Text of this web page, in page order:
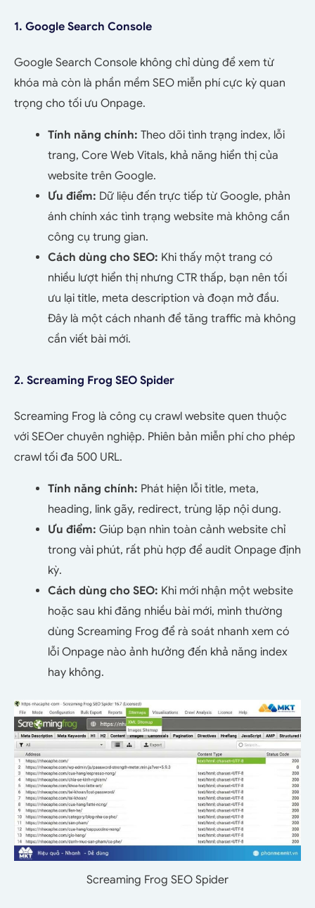
1. Google Search Console
Google Search Console không chỉ dùng để xem từ
khóa mà còn là phần mềm SEO miễn phí cực kỳ quan
trọng cho tối ưu Onpage.
Tính năng chính: Theo dõi tình trạng index, lỗi
trang, Core Web Vitals, khả năng hiển thị của
website trên Google.
Ưu điểm: Dữ liệu đến trực tiếp từ Google, phản
ánh chính xác tình trạng website mà không cần
công cụ trung gian.
Cách dùng cho SEO: Khi thấy một trang có
nhiều lượt hiển thị nhưng CTR thấp, bạn nên tối
ưu lại title, meta description và đoạn mở đầu.
Đây là một cách nhanh để tăng traffic mà không
cần viết bài mới.
2. Screaming Frog SEO Spider
Screaming Frog là công cụ crawl website quen thuộc
với SEOer chuyên nghiệp. Phiên bản miễn phí cho phép
crawl tối đa 500 URL.
Tính năng chính: Phát hiện lỗi title, meta,
heading, link gãy, redirect, trùng lặp nội dung.
Ưu điểm: Giúp bạn nhìn toàn cảnh website chỉ
trong vài phút, rất phù hợp để audit Onpage định
kỳ.
Cách dùng cho SEO: Khi mới nhận một website
hoặc sau khi đăng nhiều bài mới, mình thường
dùng Screaming Frog để rà soát nhanh xem có
lỗi Onpage nào ảnh hưởng đến khả năng index
hay không.
Screaming Frog SEO Spider